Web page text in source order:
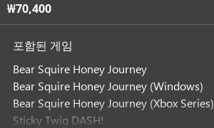
₩70,400
포함된 게임
Bear Squire Honey Journey
Bear Squire Honey Journey (Windows)
Bear Squire Honey Journey (Xbox Series)
Sticky Twig DASH!